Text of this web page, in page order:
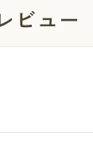
ビュー